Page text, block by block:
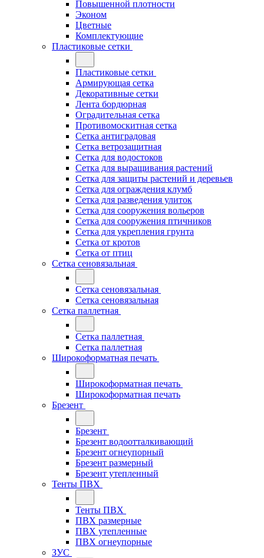
Повышенной плотности
Эконом
Цветные
Комплектующие
Пластиковые сетки
Пластиковые сетки
Армирующая сетка
Декоративные сетки
Лента бордюрная
Оградительная сетка
Противомоскитная сетка
Сетка антиградовая
Сетка ветрозащитная
Сетка для водостоков
Сетка для выращивания растений
Сетка для защиты растений и деревьев
Сетка для ограждения клумб
Сетка для разведения улиток
Сетка для сооружения вольеров
Сетка для сооружения птичников
Сетка для укрепления грунта
Сетка от кротов
Сетка от птиц
Сетка сеновязальная
Сетка сеновязальная
Сетка сеновязальная
Сетка паллетная
Сетка паллетная
Сетка паллетная
Широкоформатная печать
Широкоформатная печать
Широкоформатная печать
Брезент
Брезент
Брезент водоотталкивающий
Брезент огнеупорный
Брезент размерный
Брезент утепленный
Тенты ПВХ
Тенты ПВХ
ПВХ размерные
ПВХ утепленные
ПВХ огнеупорные
ЗУС